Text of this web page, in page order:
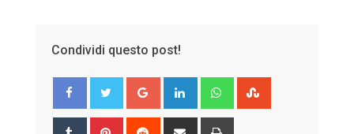
Condividi questo post!
Google+ LinkedIn Whatsapp
Tumblr Pinterest Reddit
Share